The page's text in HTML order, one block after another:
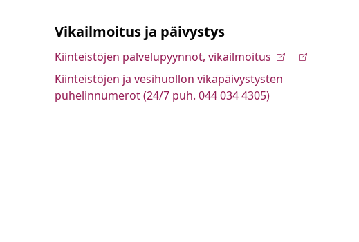
Vikailmoitus ja päivystys
Kiinteistöjen palvelupyynnöt, vikailmoitus
Kiinteistöjen ja vesihuollon vikapäivystysten
puhelinnumerot (24/7 puh. 044 034 4305)